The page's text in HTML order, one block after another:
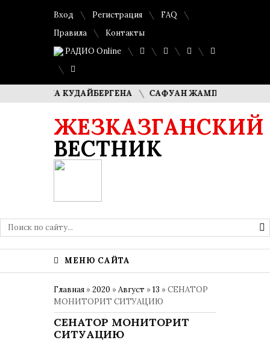
Вход Регистрация
FAQ
Правила
Контакты
РАДИО Online
КУДАЙБЕРГЕНА САФУАН ЖАМПЕИСОВ: «МЫ
ЖЕЗКАЗГАНСКИЙ
ВЕСТНИК
МЕНЮ САЙТА
Главная »2020 »Август »13 » СЕНАТОР
МОНИТОРИТ СИТУАЦИЮ
СЕНАТОР МОНИТОРИТ
СИТУАЦИЮ